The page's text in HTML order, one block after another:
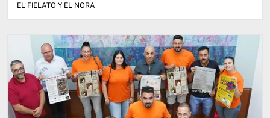
EL FIELATO Y EL NORA